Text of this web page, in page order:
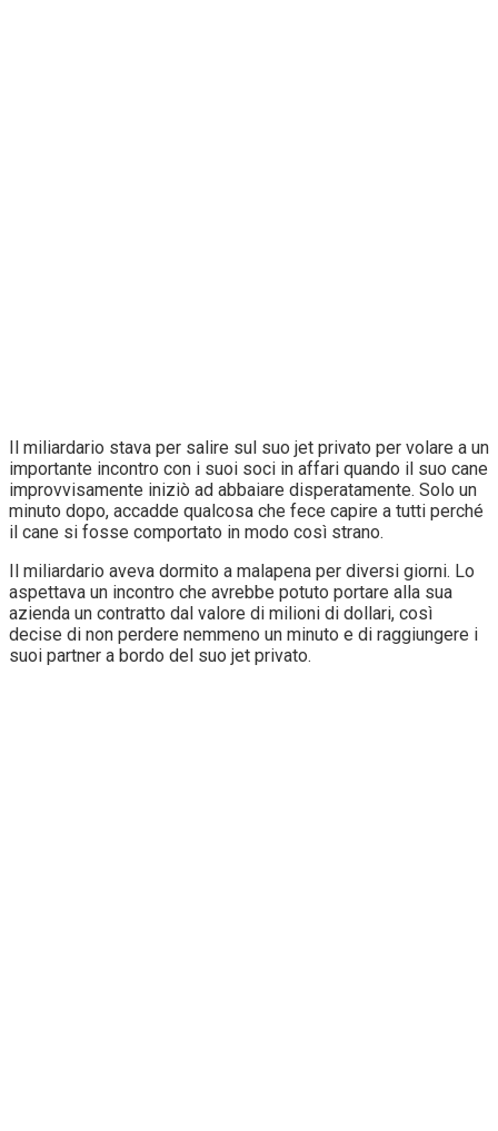
Il miliardario stava per salire sul suo jet privato per volare a un
importante incontro con i suoi soci in affari quando il suo cane
improvvisamente iniziò ad abbaiare disperatamente. Solo un
minuto dopo, accadde qualcosa che fece capire a tutti perché
il cane si fosse comportato in modo così strano.
Il miliardario aveva dormito a malapena per diversi giorni. Lo
aspettava un incontro che avrebbe potuto portare alla sua
azienda un contratto dal valore di milioni di dollari, così
decise di non perdere nemmeno un minuto e di raggiungere i
suoi partner a bordo del suo jet privato.